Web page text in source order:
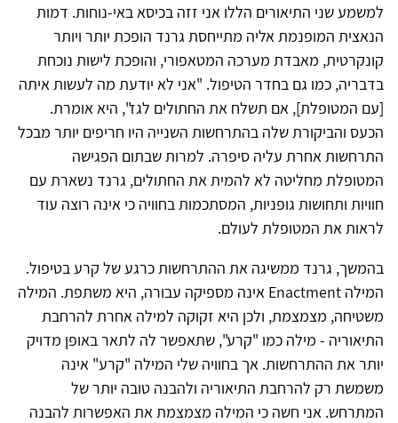
למשמע שני התיאורים הללו אני זזה בכיסא באי-נוחות. דמות
הנאצית המופנמת אליה מתייחסת גרנד הופכת יותר ויותר
קונקרטית, מאבדת מערכה המטאפורי, והופכת לישות נוכחת
בדבריה, כמו גם בחדר הטיפול. "אני לא יודעת מה לעשות איתה
[עם המטופלת], אם תשלח את החתולים לגז", היא אומרת.
הכעס והביקורת שלה בהתרחשות השנייה היו חריפים יותר מבכל
התרחשות אחרת עליה סיפרה. למרות שבתום הפגישה
המטופלת מחליטה לא להמית את החתולים, גרנד נשארת עם
חוויות ותחושות גופניות, המסתכמות בחוויה כי אינה רוצה עוד
לראות את המטופלת לעולם.
בהמשך, גרנד ממשיגה את ההתרחשות כרגע של קרע בטיפול.
המילה Enactment אינה מספיקה עבורה, היא משתפת. המילה
משטיחה, מצמצמת, ולכן היא זקוקה למילה אחרת להרחבת
התיאוריה - מילה כמו "קרע", שתאפשר לה לתאר באופן מדויק
יותר את ההתרחשות. אך בחוויה שלי המילה "קרע" אינה
משמשת רק להרחבת התיאוריה ולהבנה טובה יותר של
המתרחש. אני חשה כי המילה מצמצמת את האפשרות להבנה